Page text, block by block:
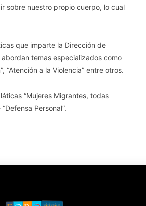
sobre nuestro propio cuerpo, lo cual
que imparte la Dirección de
temas especializados como
“Atención a la Violencia” entre otros.
“Mujeres Migrantes, todas
Personal”.